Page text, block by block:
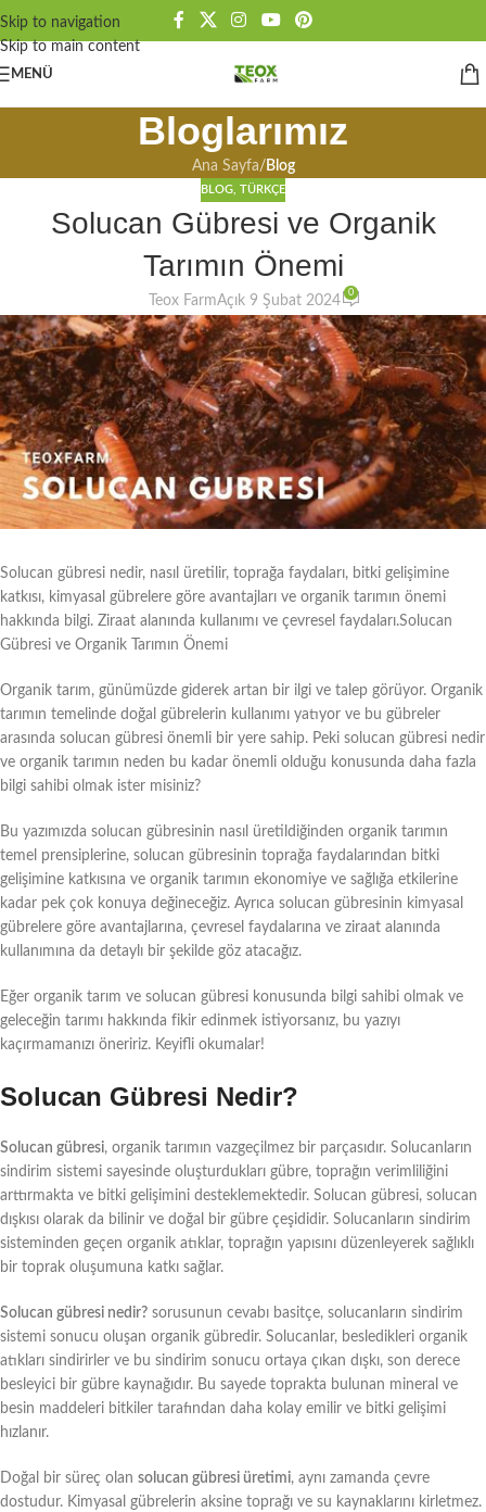
Skip to navigation
Skip to main content
MENÜ
Bloglarımız
Ana Sayfa/ Blog
BLOG TÜRKÇE
Solucan Gübresi ve Organik
Tarımın Önemi
Teox FarmAçık 9 Şubat 2024
0
Solucan gübresi nedir, nasıl üretilir, toprağa faydaları, bitki gelişimine
katkısı, kimyasal gübrelere göre avantajları ve organik tarımın önemi
hakkında bilgi. Ziraat alanında kullanımı ve çevresel faydaları.Solucan
Gübresi ve Organik Tarımın Önemi
Organik tarım, günümüzde giderek artan bir ilgi ve talep görüyor. Organik
tarımın temelinde doğal gübrelerin kullanımı yatıyor ve bu gübreler
arasında solucan gübresi önemli bir yere sahip. Peki solucan gübresi nedir
ve organik tarımın neden bu kadar önemli olduğu konusunda daha fazla
bilgi sahibi olmak ister misiniz?
Bu yazımızda solucan gübresinin nasıl üretildiğinden organik tarımın
temel prensiplerine, solucan gübresinin toprağa faydalarından bitki
gelişimine katkısına ve organik tarımın ekonomiye ve sağlığa etkilerine
kadar pek çok konuya değineceğiz. Ayrıca solucan gübresinin kimyasal
gübrelere göre avantajlarına, çevresel faydalarına ve ziraat alanında
kullanımına da detaylı bir şekilde göz atacağız.
Eğer organik tarım ve solucan gübresi konusunda bilgi sahibi olmak ve
geleceğin tarımı hakkında fikir edinmek istiyorsanız, bu yazıyı
kaçırmamanızı öneririz. Keyifli okumalar!
Solucan Gübresi Nedir?
Solucan gübresi, organik tarımın vazgeçilmez bir parçasıdır. Solucanların
sindirim sistemi sayesinde oluşturdukları gübre, toprağın verimliliğini
arttırmakta ve bitki gelişimini desteklemektedir. Solucan gübresi, solucan
dışkısı olarak da bilinir ve doğal bir gübre çeşididir. Solucanların sindirim
sisteminden geçen organik atıklar, toprağın yapısını düzenleyerek sağlıklı
bir toprak oluşumuna katkı sağlar.
Solucan gübresi nedir? sorusunun cevabı basitçe, solucanların sindirim
sistemi sonucu oluşan organik gübredir. Solucanlar, besledikleri organik
atıkları sindirirler ve bu sindirim sonucu ortaya çıkan dışkı, son derece
besleyici bir gübre kaynağıdır. Bu sayede toprakta bulunan mineral ve
besin maddeleri bitkiler tarafından daha kolay emilir ve bitki gelişimi
hızlanır.
Doğal bir süreç olan solucan gübresi üretimi, aynı zamanda çevre
dostudur. Kimyasal gübrelerin aksine toprağı ve su kaynaklarını kirletmez.